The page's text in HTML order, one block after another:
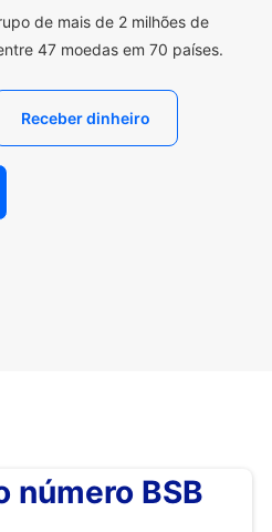
de mais de 2 milhões de
47 moedas em 70 países.
Receber dinheiro
número BSB